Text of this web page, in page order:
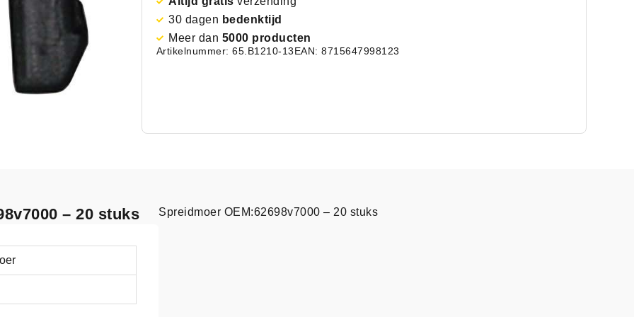
30 dagen bedenktijd
Meer dan 5000 producten
Artikelnummer: 65.B1210-13EAN: 8715647998123
– 20 stuks Spreidmoer OEM:62698v7000 – 20 stuks